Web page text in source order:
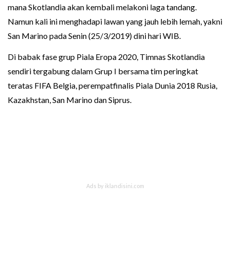
mana Skotlandia akan kembali melakoni laga tandang.
Namun kali ini menghadapi lawan yang jauh lebih lemah, yakni
San Marino pada Senin (25/3/2019) dini hari WIB.
Di babak fase grup Piala Eropa 2020, Timnas Skotlandia
sendiri tergabung dalam Grup I bersama tim peringkat
teratas FIFA Belgia, perempatfinalis Piala Dunia 2018 Rusia,
Kazakhstan, San Marino dan Siprus.